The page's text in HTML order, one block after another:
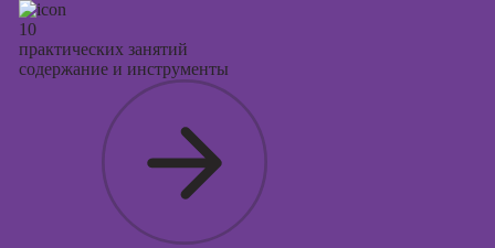
10
практических занятий
содержание и инструменты